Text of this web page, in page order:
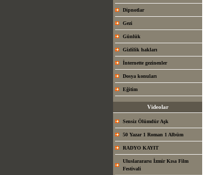
Dipnotlar
Gezi
Günlük
Gizlilik hakları
İnternette gezinenler
Dosya konuları
Eğitim
Videolar
Sensiz Ölümdür Aşk
50 Yazar 1 Roman 1 Albüm
RADYO KAYIT
Uluslarararsı İzmir Kısa Film
Festivali